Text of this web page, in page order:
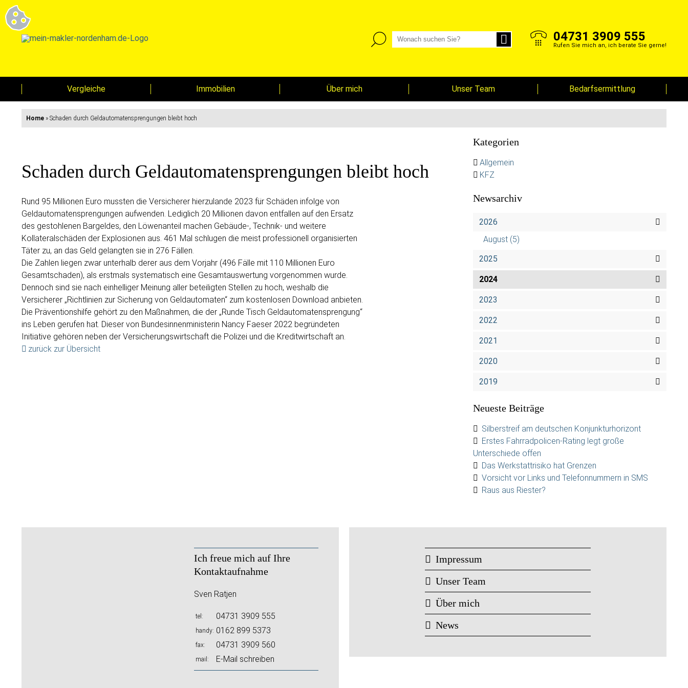
04731 3909 555
Rufen Sie mich an, ich berate Sie gerne!
Vergleiche Immobilien Über mich Unser Team Bedarfsermittlung
Home » Schaden durch Geldautomatensprengungen bleibt hoch
Schaden durch Geldautomatensprengungen bleibt hoch
Rund 95 Millionen Euro mussten die Versicherer hierzulande 2023 für Schäden infolge von
Geldautomatensprengungen aufwenden. Lediglich 20 Millionen davon entfallen auf den Ersatz
des gestohlenen Bargeldes, den Löwenanteil machen Gebäude-, Technik- und weitere
Kollateralschäden der Explosionen aus. 461 Mal schlugen die meist professionell organisierten
Täter zu, an das Geld gelangten sie in 276 Fällen.
Die Zahlen liegen zwar unterhalb derer aus dem Vorjahr (496 Fälle mit 110 Millionen Euro
Gesamtschaden), als erstmals systematisch eine Gesamtauswertung vorgenommen wurde.
Dennoch sind sie nach einhelliger Meinung aller beteiligten Stellen zu hoch, weshalb die
Versicherer „Richtlinien zur Sicherung von Geldautomaten“ zum kostenlosen Download anbieten.
Die Präventionshilfe gehört zu den Maßnahmen, die der „Runde Tisch Geldautomatensprengung“
ins Leben gerufen hat. Dieser von Bundesinnenministerin Nancy Faeser 2022 begründeten
Initiative gehören neben der Versicherungswirtschaft die Polizei und die Kreditwirtschaft an.
zurück zur Übersicht
Kategorien
Allgemein
KFZ
Newsarchiv
2026
August (5)
2025
2024
2023
2022
2021
2020
2019
Neueste Beiträge
Silberstreif am deutschen Konjunkturhorizont
Erstes Fahrradpolicen-Rating legt große
Unterschiede offen
Das Werkstattrisiko hat Grenzen
Vorsicht vor Links und Telefonnummern in SMS
Raus aus Riester?
Ich freue mich auf Ihre
Kontaktaufnahme
Sven Ratjen
tel 04731 3909 555
handy 0162 899 5373
fax 04731 3909 560
mail E-Mail schreiben
Impressum
Unser Team
Über mich
News